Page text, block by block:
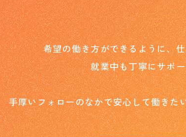
希望の働き方ができるように、
就業中も丁寧にサポ
手厚いフォローのなかで安心して働きた